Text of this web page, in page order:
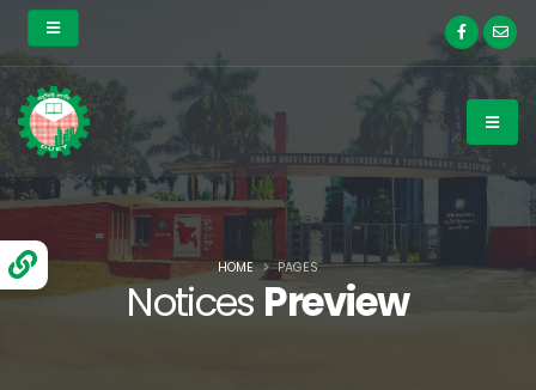
Notices Preview
HOME PAGES